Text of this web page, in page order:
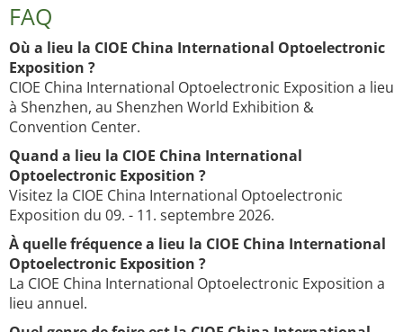
FAQ
Où a lieu la CIOE China International Optoelectronic
Exposition ?
CIOE China International Optoelectronic Exposition a lieu
à Shenzhen, au Shenzhen World Exhibition &
Convention Center.
Quand a lieu la CIOE China International
Optoelectronic Exposition ?
Visitez la CIOE China International Optoelectronic
Exposition du 09. - 11. septembre 2026.
À quelle fréquence a lieu la CIOE China International
Optoelectronic Exposition ?
La CIOE China International Optoelectronic Exposition a
lieu annuel.